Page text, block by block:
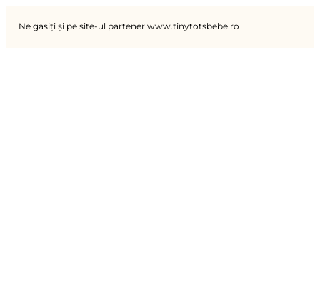
Ne gasiți și pe site-ul partener www.tinytotsbebe.ro